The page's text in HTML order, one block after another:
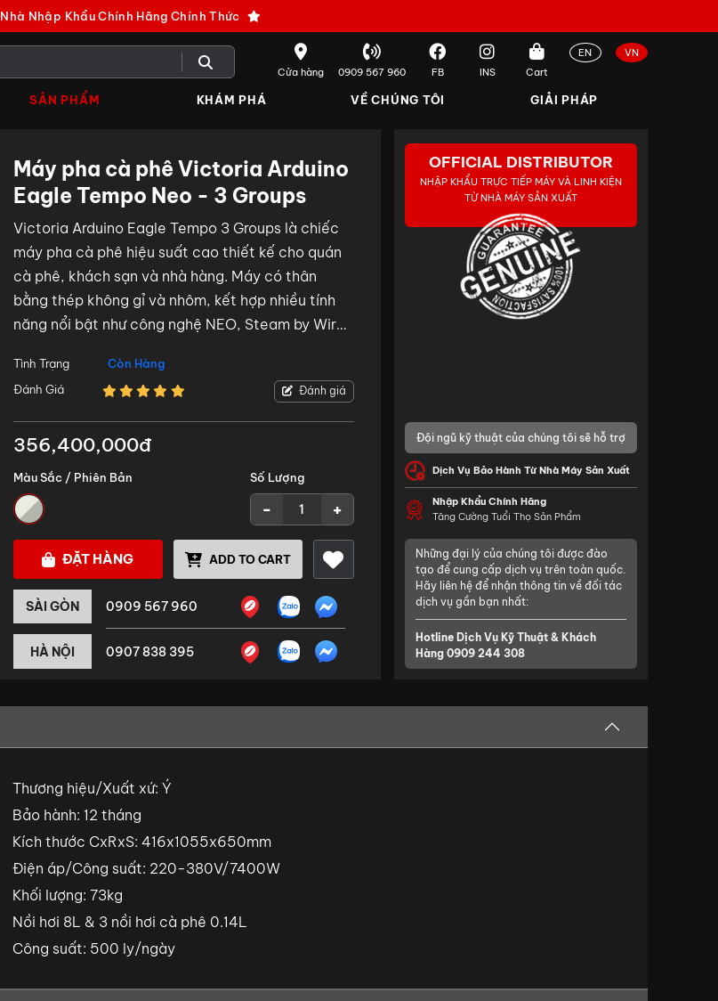
Nhà Nhập Khẩu Chính Hãng Chính Thức
Cửa hàng 0909 567 960 FB INS Cart
EN VN
SẢN PHẨM KHÁM PHÁ VỀ CHÚNG TÔI GIẢI PHÁP
Máy pha cà phê Victoria Arduino
Eagle Tempo Neo - 3 Groups
Victoria Arduino Eagle Tempo 3 Groups là chiếc
máy pha cà phê hiệu suất cao thiết kế cho quán
cà phê, khách sạn và nhà hàng. Máy có thân
bằng thép không gỉ và nhôm, kết hợp nhiều tính
năng nổi bật như công nghệ NEO, Steam by Wire,
Tình Trạng
Còn Hàng
Đánh Giá
Đánh giá
356,400,000đ
Màu Sắc / Phiên Bản Số Lượng
- +
ĐẶT HÀNG ADD TO CART
SÀI GÒN 0909 567 960
HÀ NỘI 0907 838 395
OFFICIAL DISTRIBUTOR
NHẬP KHẨU TRỰC TIẾP MÁY VÀ LINH KIỆN
TỪ NHÀ MÁY SẢN XUẤT
Đội ngũ kỹ thuật của chúng tôi sẽ hỗ trợ
Dịch Vụ Bảo Hành Từ Nhà Máy Sản Xuất
Nhập Khẩu Chính Hãng
Tăng Cường Tuổi Thọ Sản Phẩm
Những đại lý của chúng tôi được đào
tạo để cung cấp dịch vụ trên toàn quốc.
Hãy liên hệ để nhận thông tin về đối tác
dịch vụ gần bạn nhất:
Hotline Dịch Vụ Kỹ Thuật & Khách
Hàng 0909 244 308
Thương hiệu/Xuất xứ: Ý
Bảo hành: 12 tháng
Kích thước CxRxS: 416x1055x650mm
Điện áp/Công suất: 220-380V/7400W
Khối lượng: 73kg
Nồi hơi 8L & 3 nồi hơi cà phê 0.14L
Công suất: 500 ly/ngày